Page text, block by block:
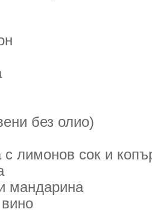
без олио)
лимонов сок и
мандарина